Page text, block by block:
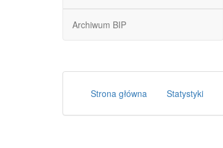
Archiwum BIP
Strona główna Statystyki